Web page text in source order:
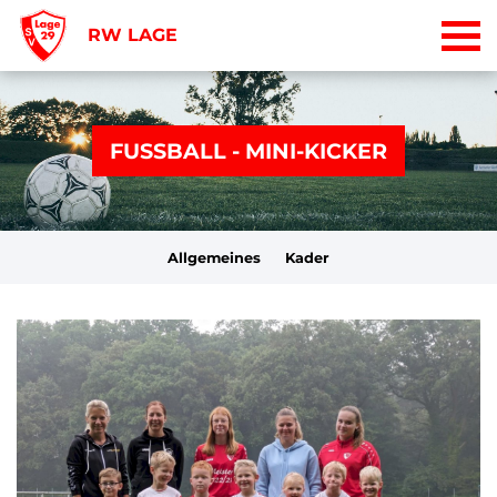
RW LAGE
FUSSBALL - MINI-KICKER
Allgemeines Kader